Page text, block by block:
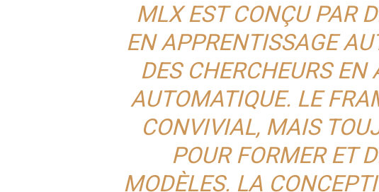
MLX EST CONÇU PAR
EN APPRENTISSAGE
DES CHERCHEURS EN
AUTOMATIQUE. LE
CONVIVIAL, MAIS
POUR FORMER ET
MODÈLES. LA